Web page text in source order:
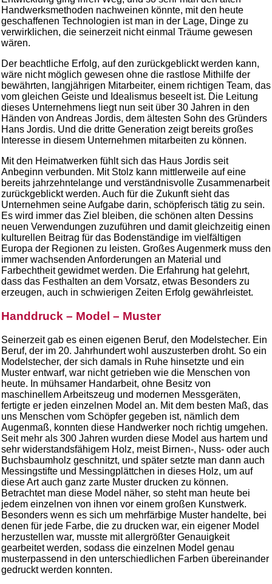
Handwerksmethoden nachweinen könnte, mit den heute
geschaffenen Technologien ist man in der Lage, Dinge zu
verwirklichen, die seinerzeit nicht einmal Träume gewesen
wären.
Der beachtliche Erfolg, auf den zurückgeblickt werden kann,
wäre nicht möglich gewesen ohne die rastlose Mithilfe der
bewährten, langjährigen Mitarbeiter, einem richtigen Team, das
vom gleichen Geiste und Idealismus beseelt ist. Die Leitung
dieses Unternehmens liegt nun seit über 30 Jahren in den
Händen von Andreas Jordis, dem ältesten Sohn des Gründers
Hans Jordis. Und die dritte Generation zeigt bereits großes
Interesse in diesem Unternehmen mitarbeiten zu können.
Mit den Heimatwerken fühlt sich das Haus Jordis seit
Anbeginn verbunden. Mit Stolz kann mittlerweile auf eine
bereits jahrzehntelange und verständnisvolle Zusammenarbeit
zurückgeblickt werden. Auch für die Zukunft sieht das
Unternehmen seine Aufgabe darin, schöpferisch tätig zu sein.
Es wird immer das Ziel bleiben, die schönen alten Dessins
neuen Verwendungen zuzuführen und damit gleichzeitig einen
kulturellen Beitrag für das Bodenständige im vielfältigen
Europa der Regionen zu leisten. Großes Augenmerk muss den
immer wachsenden Anforderungen an Material und
Farbechtheit gewidmet werden. Die Erfahrung hat gelehrt,
dass das Festhalten an dem Vorsatz, etwas Besonders zu
erzeugen, auch in schwierigen Zeiten Erfolg gewährleistet.
Handdruck – Model – Muster
Seinerzeit gab es einen eigenen Beruf, den Modelstecher. Ein
Beruf, der im 20. Jahrhundert wohl auszusterben droht. So ein
Modelstecher, der sich damals in Ruhe hinsetzte und ein
Muster entwarf, war nicht getrieben wie die Menschen von
heute. In mühsamer Handarbeit, ohne Besitz von
maschinellem Arbeitszeug und modernen Messgeräten,
fertigte er jeden einzelnen Model an. Mit dem besten Maß, das
uns Menschen vom Schöpfer gegeben ist, nämlich dem
Augenmaß, konnten diese Handwerker noch richtig umgehen.
Seit mehr als 300 Jahren wurden diese Model aus hartem und
sehr widerstandsfähigem Holz, meist Birnen-, Nuss- oder auch
Buchsbaumholz geschnitzt, und später setzte man dann auch
Messingstifte und Messingplättchen in dieses Holz, um auf
diese Art auch ganz zarte Muster drucken zu können.
Betrachtet man diese Model näher, so steht man heute bei
jedem einzelnen von ihnen vor einem großen Kunstwerk.
Besonders wenn es sich um mehrfärbige Muster handelte, bei
denen für jede Farbe, die zu drucken war, ein eigener Model
herzustellen war, musste mit allergrößter Genauigkeit
gearbeitet werden, sodass die einzelnen Model genau
musterpassend in den unterschiedlichen Farben übereinander
gedruckt werden konnten.